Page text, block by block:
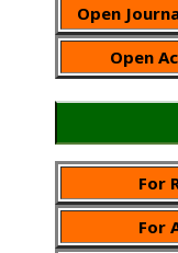
Open
Open
For
For